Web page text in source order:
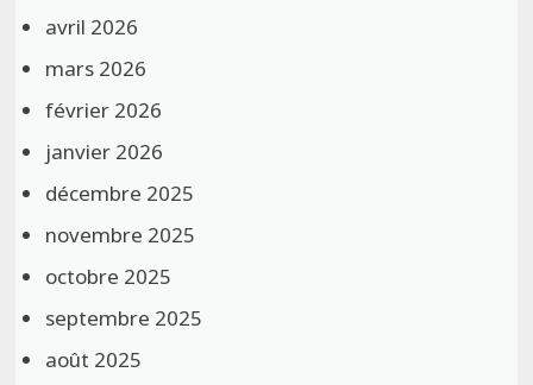
avril 2026
mars 2026
février 2026
janvier 2026
décembre 2025
novembre 2025
octobre 2025
septembre 2025
août 2025